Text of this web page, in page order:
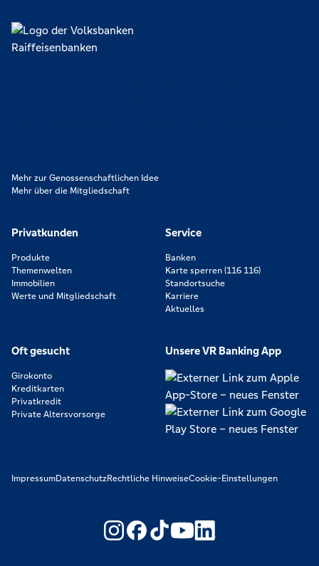
Mehr zur Genossenschaftlichen Idee
Mehr über die Mitgliedschaft
Privatkunden
Produkte
Themenwelten
Immobilien
Werte und Mitgliedschaft
Service
Banken
Karte sperren (116 116)
Standortsuche
Karriere
Aktuelles
Oft gesucht
Girokonto
Kreditkarten
Privatkredit
Private Altersvorsorge
Unsere VR Banking App
ImpressumDatenschutzRechtliche HinweiseCookie-Einstellungen
https://www.youtube.com/
https://